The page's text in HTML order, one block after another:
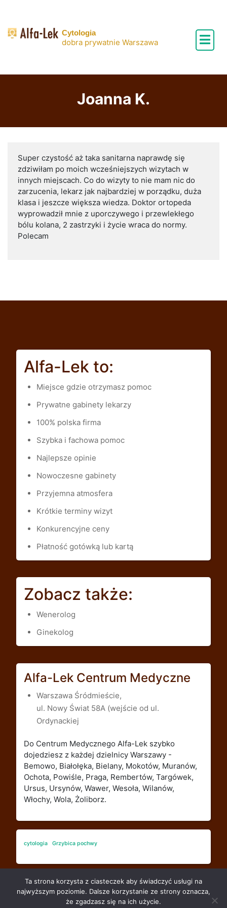
content
Cytologia
dobra prywatnie Warszawa
Joanna K.
Super czystość aż taka sanitarna naprawdę się
zdziwiłam po moich wcześniejszych wizytach w
innych miejscach. Co do wizyty to nie mam nic do
zarzucenia, lekarz jak najbardziej w porządku, duża
klasa i jeszcze większa wiedza. Doktor ortopeda
wyprowadził mnie z uporczywego i przewlekłego
bólu kolana, 2 zastrzyki i życie wraca do normy.
Polecam
Alfa-Lek to:
Miejsce gdzie otrzymasz pomoc
Prywatne gabinety lekarzy
100% polska firma
Szybka i fachowa pomoc
Najlepsze opinie
Nowoczesne gabinety
Przyjemna atmosfera
Krótkie terminy wizyt
Konkurencyjne ceny
Płatność gotówką lub kartą
Zobacz także:
Wenerolog
Ginekolog
Alfa-Lek Centrum Medyczne
Warszawa Śródmieście,
ul. Nowy Świat 58A (wejście od ul.
Ordynackiej
Do Centrum Medycznego Alfa-Lek szybko
dojedziesz z każdej dzielnicy Warszawy -
Bemowo, Białołęka, Bielany, Mokotów, Muranów,
Ochota, Powiśle, Praga, Rembertów, Targówek,
Ursus, Ursynów, Wawer, Wesoła, Wilanów,
Włochy, Wola, Żoliborz.
cytologia Grzybica pochwy
Ta strona korzysta z ciasteczek aby świadczyć usługi na
najwyższym poziomie. Dalsze korzystanie ze strony oznacza,
że zgadzasz się na ich użycie.